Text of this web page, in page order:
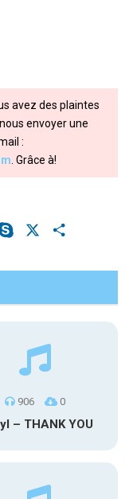
avez des plaintes
envoyer une
:
. Grâce à!
Skype
906 0
– THANK YOU